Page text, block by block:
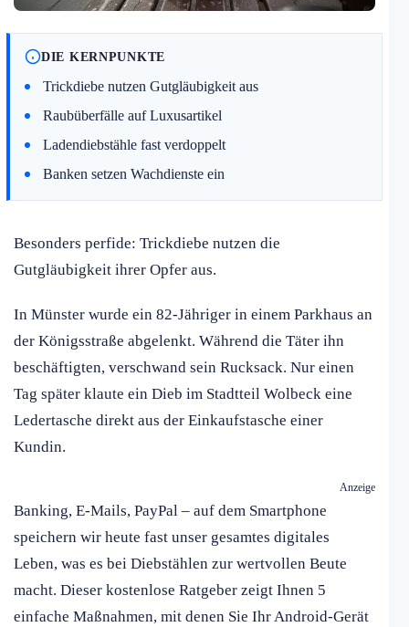
DIE KERNPUNKTE
Trickdiebe nutzen Gutgläubigkeit aus
Raubüberfälle auf Luxusartikel
Ladendiebstähle fast verdoppelt
Banken setzen Wachdienste ein
Besonders perfide: Trickdiebe nutzen die
Gutgläubigkeit ihrer Opfer aus.
In Münster wurde ein 82-Jähriger in einem Parkhaus an
der Königsstraße abgelenkt. Während die Täter ihn
beschäftigten, verschwand sein Rucksack. Nur einen
Tag später klaute ein Dieb im Stadtteil Wolbeck eine
Ledertasche direkt aus der Einkaufstasche einer
Kundin.
Anzeige
Banking, E-Mails, PayPal – auf dem Smartphone
speichern wir heute fast unser gesamtes digitales
Leben, was es bei Diebstählen zur wertvollen Beute
macht. Dieser kostenlose Ratgeber zeigt Ihnen 5
einfache Maßnahmen, mit denen Sie Ihr Android-Gerät